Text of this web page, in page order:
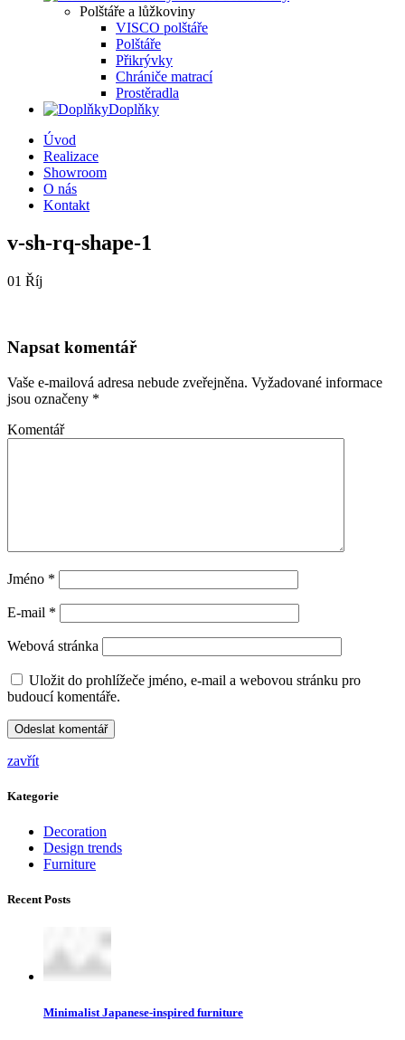
Polštáře a lůžkoviny
VISCO polštáře
Polštáře
Přikrývky
Chrániče matrací
Prostěradla
Doplňky
Úvod
Realizace
Showroom
O nás
Kontakt
v-sh-rq-shape-1
01 Říj
Napsat komentář
Vaše e-mailová adresa nebude zveřejněna. Vyžadované informace
jsou označeny *
Komentář
Jméno *
E-mail *
Webová stránka
Uložit do prohlížeče jméno, e-mail a webovou stránku pro
budoucí komentáře.
zavřít
Kategorie
Decoration
Design trends
Furniture
Recent Posts
Minimalist Japanese-inspired furniture